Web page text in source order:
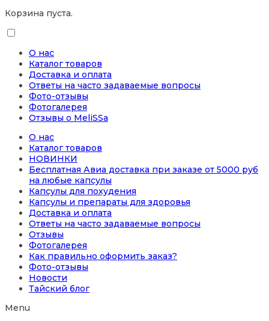
Корзина пуста.
О нас
Каталог товаров
Доставка и оплата
Ответы на часто задаваемые вопросы
Фото-отзывы
Фотогалерея
Отзывы о MeliSSa
О нас
Каталог товаров
НОВИНКИ
Бесплатная Авиа доставка при заказе от 5000 руб
на любые капсулы
Капсулы для похудения
Капсулы и препараты для здоровья
Доставка и оплата
Ответы на часто задаваемые вопросы
Отзывы
Фотогалерея
Как правильно оформить заказ?
Фото-отзывы
Новости
Тайский блог
Menu